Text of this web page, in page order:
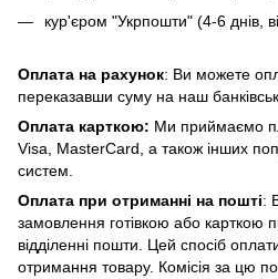
кур'єром "Укрпошти" (4-6 днів,
Оплата на рахунок: Ви можете
переказавши суму на наш
Оплата карткою: Ми приймаємо
Visa, MasterCard, а також інших
систем.
Оплата при отриманні на пошті:
замовлення готівкою або карткою
відділенні пошти. Цей спосіб
отримання товару. Комісія за цю